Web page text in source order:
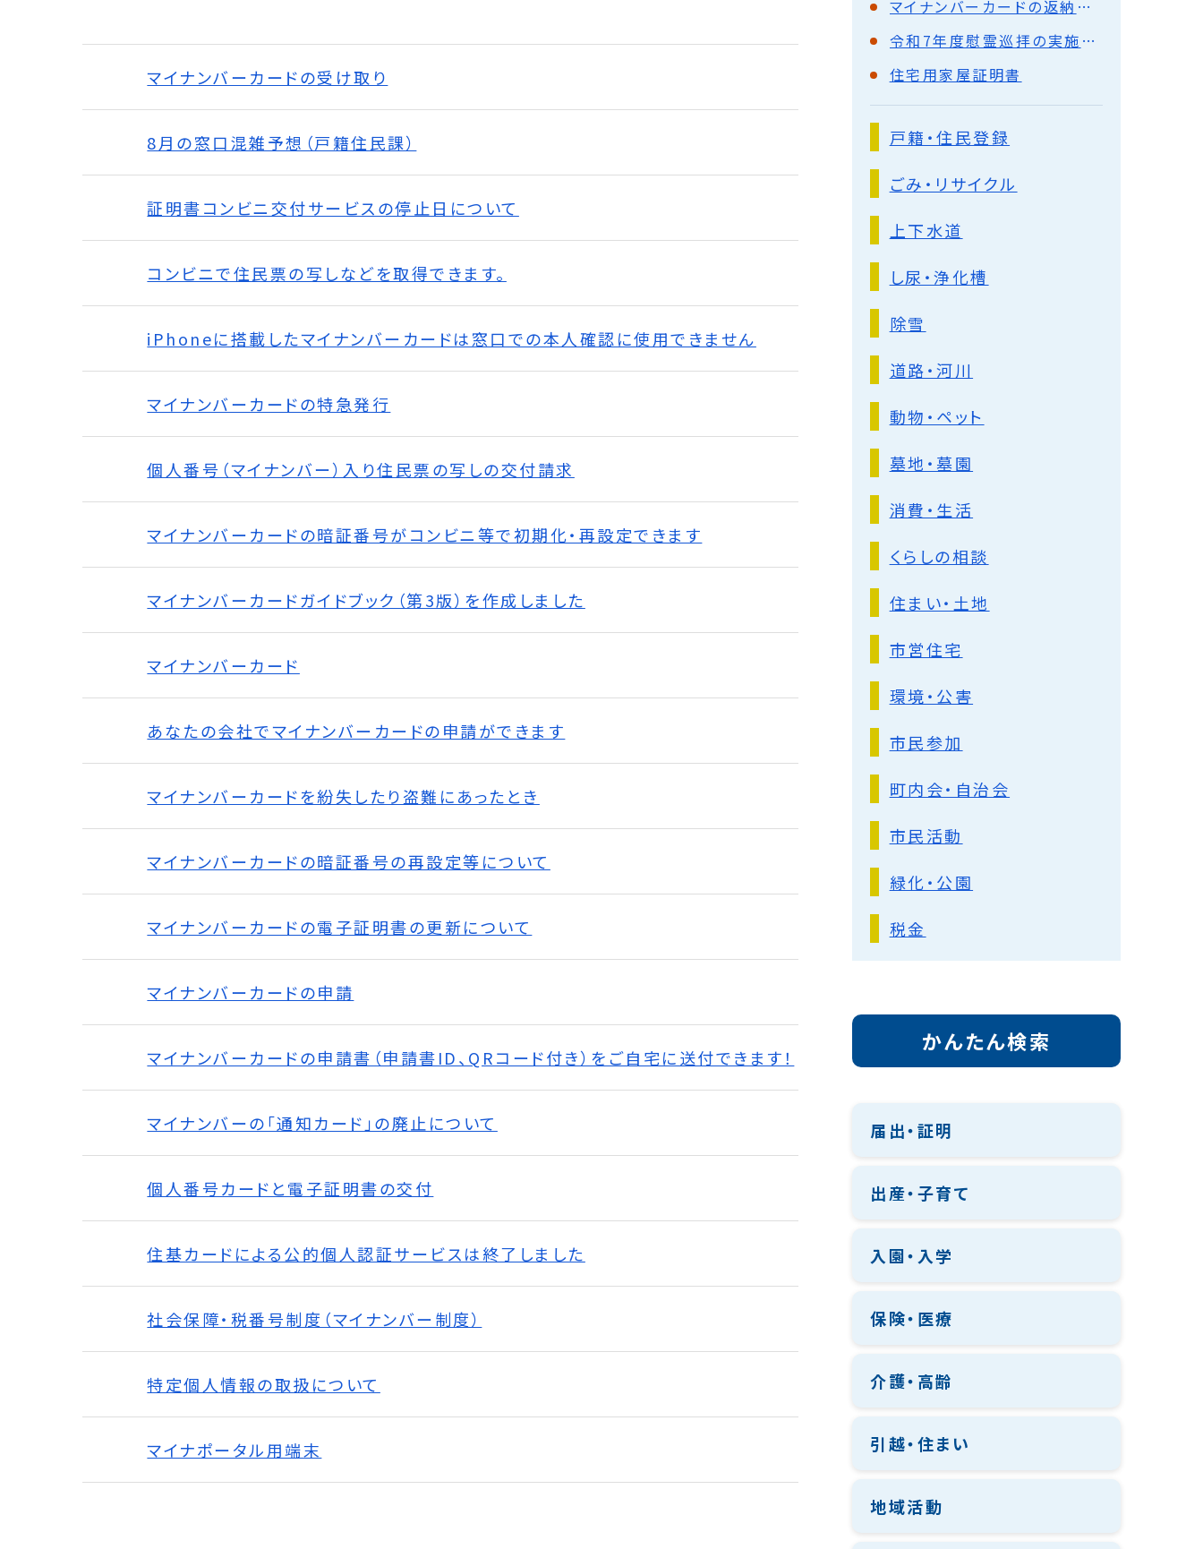
マイナンバーカードの受け取り
8月の窓口混雑予想（戸籍住民課）
証明書コンビニ交付サービスの停止日について
コンビニで住民票の写しなどを取得できます。
iPhoneに搭載したマイナンバーカードは窓口での本人確認に使用できません
マイナンバーカードの特急発行
個人番号（マイナンバー）入り住民票の写しの交付請求
マイナンバーカードの暗証番号がコンビニ等で初期化・再設定できます
マイナンバーカードガイドブック（第3版）を作成しました
マイナンバーカード
あなたの会社でマイナンバーカードの申請ができます
マイナンバーカードを紛失したり盗難にあったとき
マイナンバーカードの暗証番号の再設定等について
マイナンバーカードの電子証明書の更新について
マイナンバーカードの申請
マイナンバーカードの申請書（申請書ID、QRコード付き）をご自宅に送付できます！
マイナンバーの「通知カード」の廃止について
個人番号カードと電子証明書の交付
住基カードによる公的個人認証サービスは終了しました
社会保障・税番号制度（マイナンバー制度）
特定個人情報の取扱について
マイナポータル用端末
マイナンバーカードの返納について
令和7年度慰霊巡拝の実施予定について
住宅用家屋証明書
戸籍・住民登録
ごみ・リサイクル
上下水道
し尿・浄化槽
除雪
道路・河川
動物・ペット
墓地・墓園
消費・生活
くらしの相談
住まい・土地
市営住宅
環境・公害
市民参加
町内会・自治会
市民活動
緑化・公園
税金
かんたん検索
届出・証明
出産・子育て
入園・入学
保険・医療
介護・高齢
引越・住まい
地域活動